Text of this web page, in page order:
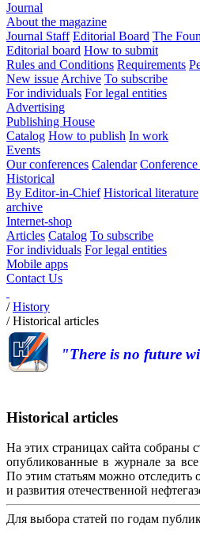
Journal
About the magazine
Journal Staff Editorial Board The
Editorial board How to submit
Rules and Conditions Requirements
New issue Archive To subscribe
For individuals For legal entities
Advertising
Publishing House
Catalog How to publish In work
Events
Our conferences Calendar
Historical
By Editor-in-Chief Historical literature
archive
Internet-shop
Articles Catalog To subscribe
For individuals For legal entities
Mobile apps
Contact Us
/History
/Historical articles
"There is no future
Historical articles
На этих страницах сайта собраны
опубликованные в журнале за
По этим статьям можно отследить
и развития отечественной
Для выбора статей по годам